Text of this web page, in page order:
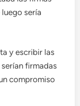
sería
y escribir las
firmadas
compromiso